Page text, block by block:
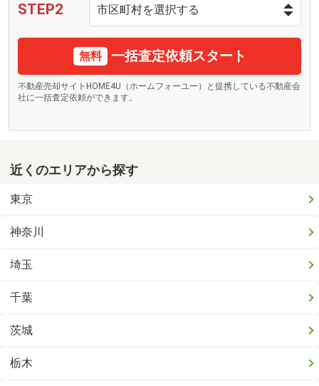
STEP2
無料 一括査定依頼スタート
不動産売却サイトHOME4U（ホームフォーユー）と提携している不動産会
社に一括査定依頼ができます。
近くのエリアから探す
東京
神奈川
埼玉
千葉
茨城
栃木